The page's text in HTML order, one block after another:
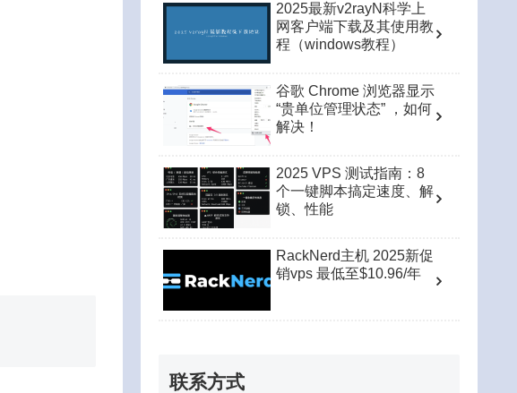
2025最新v2rayN科学上
网客户端下载及其使用教
程（windows教程）
谷歌 Chrome 浏览器显示
“贵单位管理状态” ，如何
解决！
2025 VPS 测试指南：8
个一键脚本搞定速度、解
锁、性能
RackNerd主机 2025新促
销vps 最低至$10.96/年
联系方式